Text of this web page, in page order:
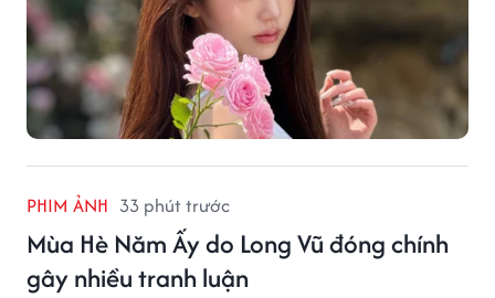
PHIM ẢNH 33 phút trước
Mùa Hè Năm Ấy do Long Vũ đóng chính
gây nhiều tranh luận